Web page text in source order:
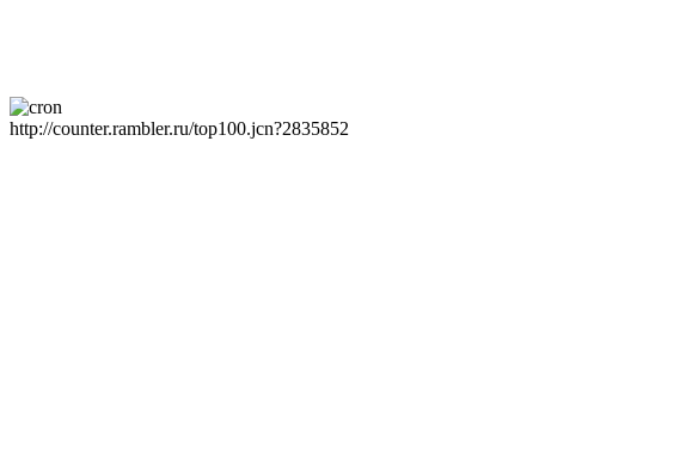
http://counter.rambler.ru/top100.jcn?2835852